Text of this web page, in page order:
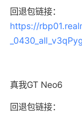
回退包链接：
https://
真我GT Neo6
回退包链接：